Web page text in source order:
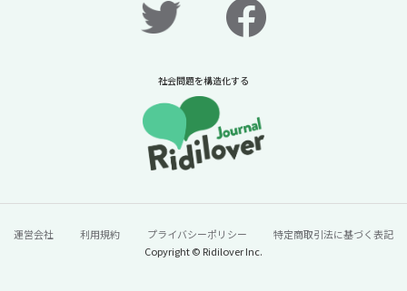
社会問題を構造化する
運営会社 利用規約 プライバシーポリシー
特定商取引法に基づく表記
Copyright © Ridilover Inc.